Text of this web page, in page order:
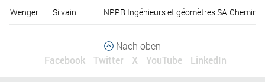
Wenger Silvain NPPR Ingénieurs et géomètres SA Chemin
Nach oben
Facebook
Twitter X YouTube LinkedIn